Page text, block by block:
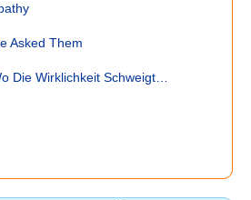
Asked Them
Die Wirklichkeit Schweigt…